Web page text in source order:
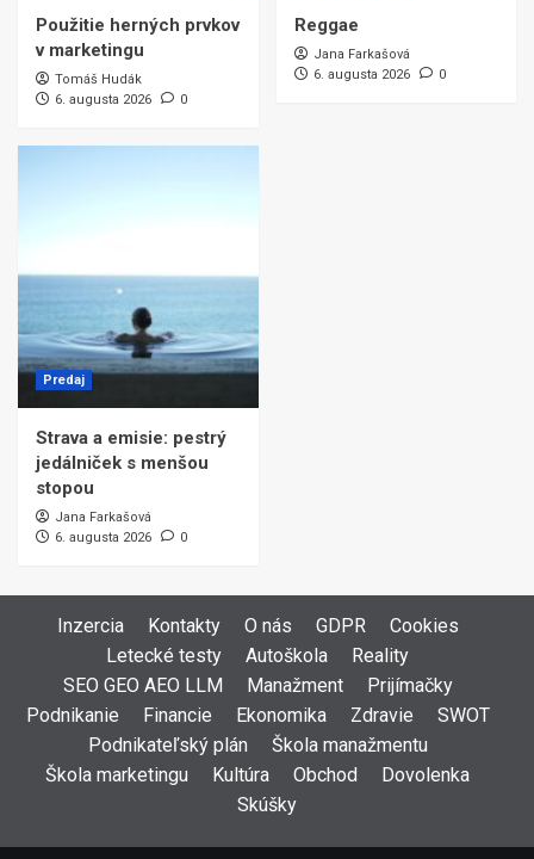
Použitie herných prvkov
v marketingu
Tomáš Hudák
6. augusta 2026
0
Reggae
Jana Farkašová
6. augusta 2026
0
Predaj
Strava a emisie: pestrý
jedálniček s menšou
stopou
Jana Farkašová
6. augusta 2026
0
Inzercia Kontakty O nás GDPR
Cookies
Letecké testy
Autoškola
Reality
SEO GEO AEO LLM
Manažment
Prijímačky
Podnikanie
Financie Ekonomika Zdravie
SWOT
Podnikateľský plán
Škola manažmentu
Škola marketingu
Kultúra Obchod
Dovolenka
Skúšky